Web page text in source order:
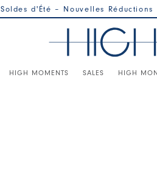
Soldes d'Été – Nouvelles Réductions
HIGH MOMENTS SALES HIGH